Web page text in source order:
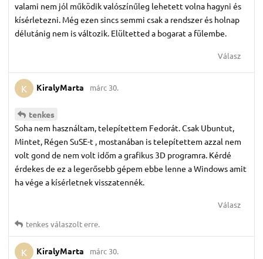
valami nem jól működik valószínűleg lehetett volna hagyni és
kísérletezni. Még ezen sincs semmi csak a rendszer és holnap
délutánig nem is változik. Elültetted a bogarat a fülembe.
Válasz
K KiralyMarta márc 30.
tenkes
Soha nem használtam, telepítettem Fedorát. Csak Ubuntut,
Mintet, Régen SuSE-t , mostanában is telepítettem azzal nem
volt gond de nem volt időm a grafikus 3D programra. Kérdé
érdekes de ez a legerősebb gépem ebbe lenne a Windows amit
ha vége a kísérletnek visszatennék.
Válasz
tenkesválaszolt erre.
K KiralyMarta márc 30.